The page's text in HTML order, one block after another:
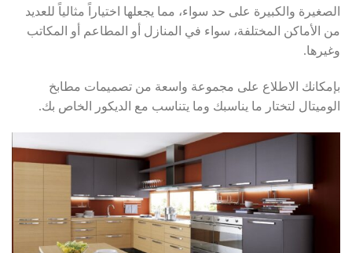
الصغيرة والكبيرة على حد سواء، مما يجعلها اختياراً مثالياً للعديد
من الأماكن المختلفة، سواء في المنازل أو المطاعم أو المكاتب
وغيرها.
بإمكانك الاطلاع على مجموعة واسعة من تصميمات مطابخ
الوميتال لتختار ما يناسبك وما يتناسب مع الديكور الخاص بك.